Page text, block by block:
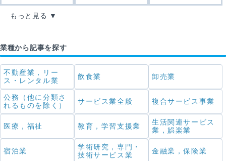
もっと見る
業種から記事を探す
不動産業，リー
ス・レンタル業
飲食業 卸売業
公務（他に分類さ
れるものを除く）
サービス業全般 複合サービス事業
医療，福祉 教育，学習支援業
生活関連サービス
業，娯楽業
宿泊業
学術研究，専門・
技術サービス業
金融業，保険業